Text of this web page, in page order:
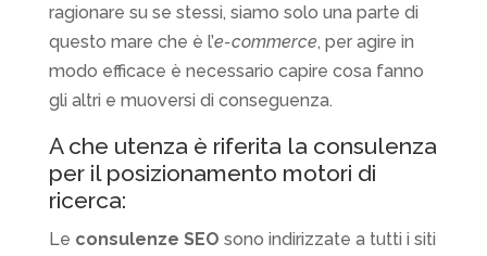
ragionare su se stessi, siamo solo una parte di
questo mare che è l’e-commerce, per agire in
modo efficace è necessario capire cosa fanno
gli altri e muoversi di conseguenza.
A che utenza è riferita la consulenza
per il posizionamento motori di
ricerca:
Le consulenze SEO sono indirizzate a tutti i siti